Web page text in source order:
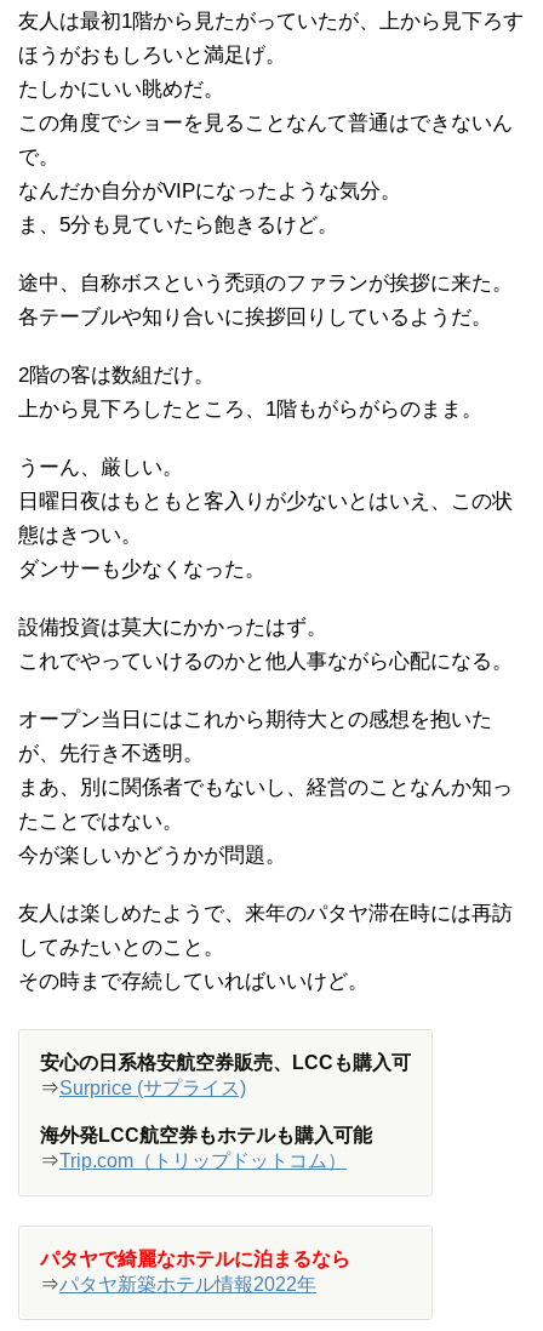
友人は最初1階から見たがっていたが、上から見下ろす
ほうがおもしろいと満足げ。
たしかにいい眺めだ。
この角度でショーを見ることなんて普通はできないん
で。
なんだか自分がVIPになったような気分。
ま、5分も見ていたら飽きるけど。
途中、自称ボスという禿頭のファランが挨拶に来た。
各テーブルや知り合いに挨拶回りしているようだ。
2階の客は数組だけ。
上から見下ろしたところ、1階もがらがらのまま。
うーん、厳しい。
日曜日夜はもともと客入りが少ないとはいえ、この状
態はきつい。
ダンサーも少なくなった。
設備投資は莫大にかかったはず。
これでやっていけるのかと他人事ながら心配になる。
オープン当日にはこれから期待大との感想を抱いた
が、先行き不透明。
まあ、別に関係者でもないし、経営のことなんか知っ
たことではない。
今が楽しいかどうかが問題。
友人は楽しめたようで、来年のパタヤ滞在時には再訪
してみたいとのこと。
その時まで存続していればいいけど。
安心の日系格安航空券販売、LCCも購入可
⇒Surprice (サプライス)
海外発LCC航空券もホテルも購入可能
⇒Trip.com（トリップドットコム）
パタヤで綺麗なホテルに泊まるなら
⇒パタヤ新築ホテル情報2022年